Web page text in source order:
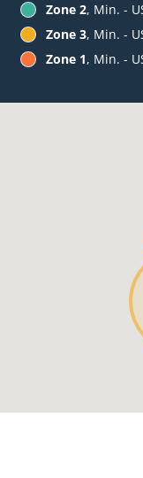
Zone 2, Min. -
Zone 3, Min. -
Zone 1, Min. -